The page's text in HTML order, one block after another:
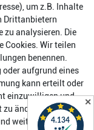
14:00 - 17:00 Uhr
14:00 - 17:00 Uhr
14:00 - 17:00 Uhr
14:00 - 17:00 Uhr
um z.B. Inhalte
Drittanbietern
zu analysieren. Die
Cookies. Wir teilen
benennen.
aufgrund eines
kann erteilt oder
einzuwilligen und
ändern oder zu
weitere Hinweise
✕